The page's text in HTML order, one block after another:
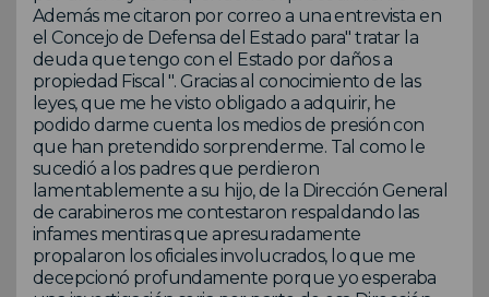
Además me citaron por correo a una entrevista en
el Concejo de Defensa del Estado para" tratar la
deuda que tengo con el Estado por daños a
propiedad Fiscal ". Gracias al conocimiento de las
leyes, que me he visto obligado a adquirir, he
podido darme cuenta los medios de presión con
que han pretendido sorprenderme. Tal como le
sucedió a los padres que perdieron
lamentablemente a su hijo, de la Dirección General
de carabineros me contestaron respaldando las
infames mentiras que apresuradamente
propalaron los oficiales involucrados, lo que me
decepcionó profundamente porque yo esperaba